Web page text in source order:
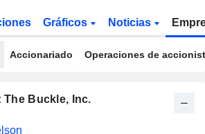
Gráficos Noticias
Accionariado Operaciones de
Buckle, Inc.